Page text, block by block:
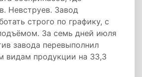
Невструев. Завод
строго по графику, с
За семь дней июля
завода перевыполнил
видам продукции на 33,3